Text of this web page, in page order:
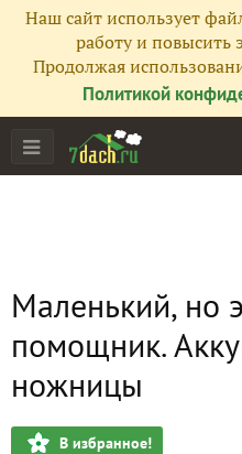
Наш сайт использует
работу и повысить
Продолжая
Политикой
Маленький, но
помощник.
ножницы
В избранное!